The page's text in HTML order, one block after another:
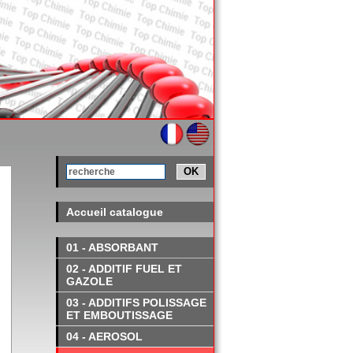
OK
Accueil catalogue
01 - ABSORBANT
02 - ADDITIF FUEL ET
GAZOLE
03 - ADDITIFS POLISSAGE
ET EMBOUTISSAGE
04 - AEROSOL